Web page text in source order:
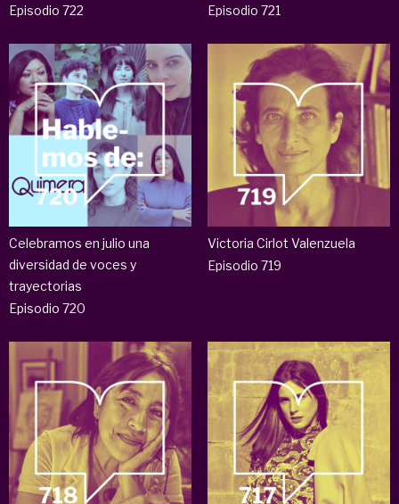
Episodio 722
Episodio 721
Celebramos en julio una
diversidad de voces y
trayectorias
Episodio 720
Victoria Cirlot Valenzuela
Episodio 719